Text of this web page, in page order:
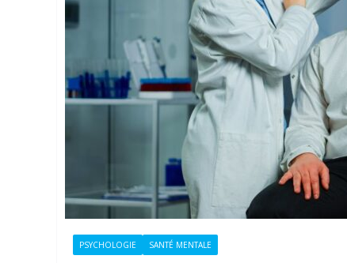
PSYCHOLOGIE SANTÉ MENTALE